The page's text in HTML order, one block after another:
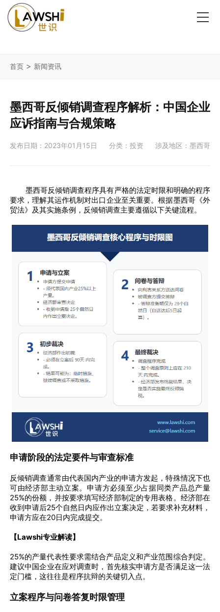
首页 > 新闻资讯
墨西哥反倾销调查程序解析：中国企业
应诉指南与合规策略
发布日期：2023年01月15日 分类：投资 涉及地区：墨西哥
墨西哥反倾销调查程序具有严格的法定时限和明确的程序
要求，理解其运作机制对出口企业至关重要。根据墨西哥《外
贸法》及其实施条例，反倾销调查主要遵循以下关键流程。
申请阶段的法定要件与审查标准
反倾销调查通常由代表国内产业的申请方发起，特殊情况下也
可由经济部主动立案。申请方必须至少占据同类产品总产量
25%的份额，并按要求填写经济部制定的专用表格。经济部在
收到申请后25个自然日内应作出立案决定，若要求补充材料，
申请方应在20日内完成提交。
【Lawshi专业解读】
25%的产量代表性要求需结合产品定义和产业范围综合判定。
建议中国企业在应对调查时，首先核实申请方是否满足这一法
定门槛，这往往是程序抗辩的关键切入点。
立案程序与问卷答复时限管理